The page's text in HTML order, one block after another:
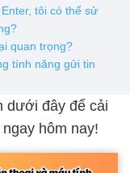
tôi có thể sử
quan trọng?
tính năng gửi tin
dưới đây để cải
hôm nay!